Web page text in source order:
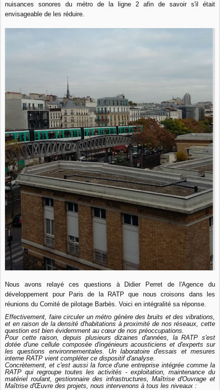
nuisances sonores du métro de la ligne 2 afin de savoir s'il était
envisageable de les réduire.
Nous avons relayé ces questions à Didier Perret de l'Agence du
développement pour Paris de la RATP que nous croisons dans les
réunions du Comité de pilotage Barbès. Voici en intégralité sa réponse.
Effectivement, faire circuler un métro génère des bruits et des vibrations,
et en raison de la densité d'habitations à proximité de nos réseaux, cette
question est bien évidemment au cœur de nos préoccupations.
Pour cette raison, depuis plusieurs dizaines d'années, la RATP s'est
dotée d'une cellule composée d'ingénieurs acousticiens et d'experts sur
les questions environnementales. Un laboratoire d'essais et mesures
interne RATP vient compléter ce dispositif d'analyse.
Concrètement, et c'est aussi la force d'une entreprise intégrée comme la
RATP qui regroupe toutes les activités - exploitation, maintenance du
matériel roulant, gestionnaire des infrastructures, Maîtrise d'Ouvrage et
Maîtrise d'Œuvre des projets, nous intervenons à tous les niveaux :